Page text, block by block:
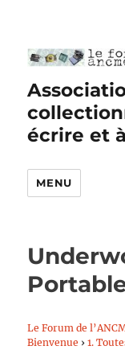
écrire et
MENU
Le Forum de
Bienvenue › 1.